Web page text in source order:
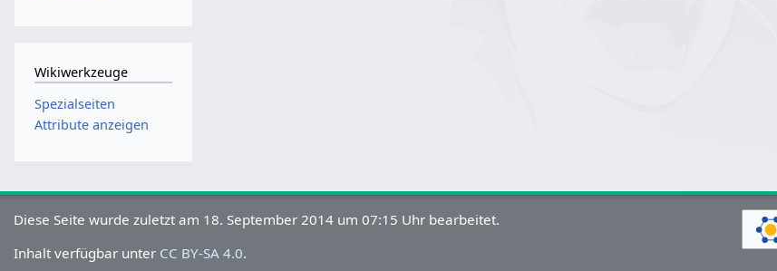
Wikiwerkzeuge
Spezialseiten
Attribute anzeigen
Diese Seite wurde zuletzt am 18. September 2014 um 07:15 Uhr bearbeitet.
Inhalt verfügbar unter CC BY-SA 4.0.